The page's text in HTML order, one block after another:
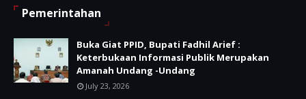
Pemerintahan
Buka Giat PPID, Bupati Fadhil Arief :
Keterbukaan Informasi Publik Merupakan
Amanah Undang -Undang
July 23, 2026